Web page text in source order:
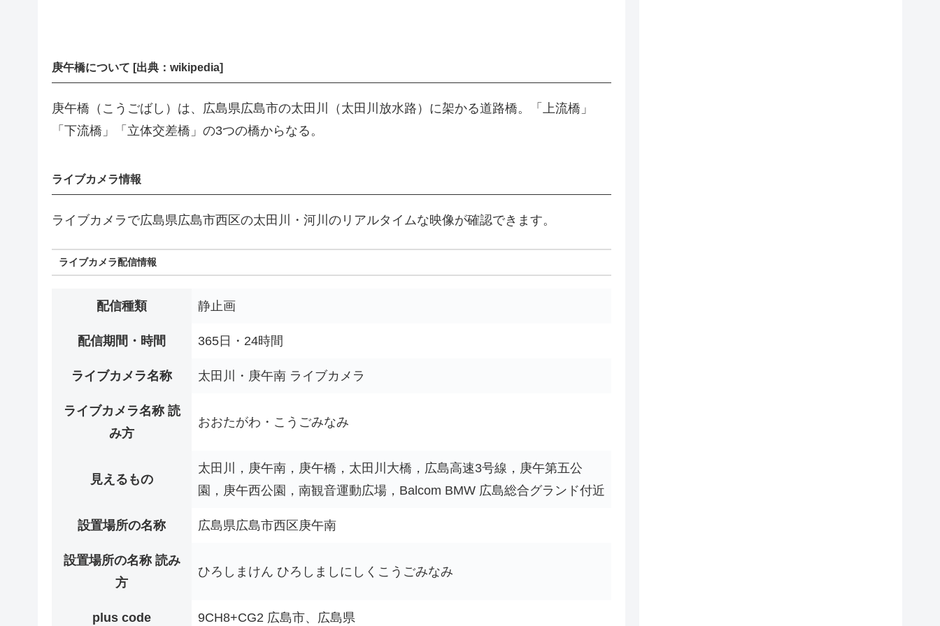
庚午橋について [出典：wikipedia]
庚午橋（こうごばし）は、広島県広島市の太田川（太田川放水路）に架かる道路橋。「上流橋」
「下流橋」「立体交差橋」の3つの橋からなる。
ライブカメラ情報
ライブカメラで広島県広島市西区の太田川・河川のリアルタイムな映像が確認できます。
ライブカメラ配信情報
配信種類 静止画
配信期間・時間 365日・24時間
ライブカメラ名称 太田川・庚午南 ライブカメラ
ライブカメラ名称 読
み方
おおたがわ・こうごみなみ
見えるもの
太田川，庚午南，庚午橋，太田川大橋，広島高速3号線，庚午第五公
園，庚午西公園，南観音運動広場，Balcom BMW 広島総合グランド付近
設置場所の名称 広島県広島市西区庚午南
設置場所の名称 読み
方
ひろしまけん ひろしましにしくこうごみなみ
plus code 9CH8+CG2 広島市、広島県